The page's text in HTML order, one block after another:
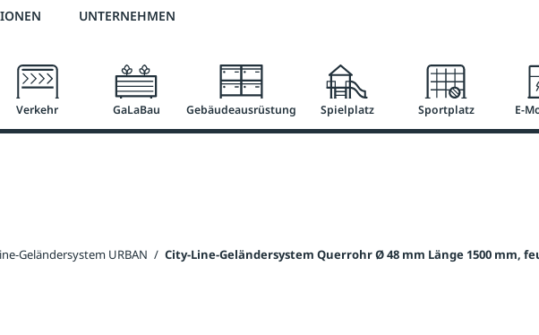
Vorkassen-Skonto versandkostenfrei ab 50 €
UNTERNEHMEN
Verkehr GaLaBau Gebäudeausrüstung Spielplatz Sportplatz E-
Geländersystem URBAN / City-Line-Geländersystem Querrohr Ø 48 mm Länge 1500 mm,